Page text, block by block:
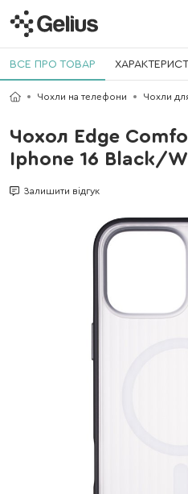
ВСЕ ПРО ТОВАР
Чохли на телефони Чохли
Чохол Edge
Iphone 16 Black/
Залишити відгук